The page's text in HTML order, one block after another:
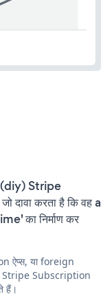
(diy) Stripe
करता है कि वह a
का निर्माण कर
ऐप्स, या foreign
Stripe Subscription
हैं।